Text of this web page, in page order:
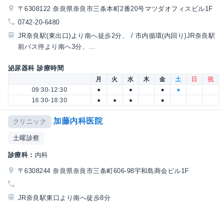
〒6308122 奈良県奈良市三条本町2番20号マツダオフィスビル1F
0742-20-6480
JR奈良駅(東出口)より南へ徒歩2分、 / 市内循環(内回り)JR奈良駅
前バス停より南へ3分、...
泌尿器科 診療時間
月 火 水 木 金 土 日
祝
09:30-12:30
● ● ●
●
16:30-18:30
● ● ● ●
クリニック 加藤内科医院
土曜診察
診療科： 内科
〒6308244 奈良県奈良市三条町606-98宇和島商会ビル1F
JR奈良駅東口より南へ徒歩8分